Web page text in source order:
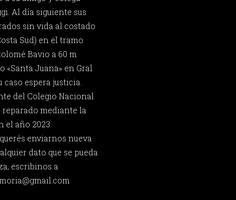
Al día siguiente sus
sin vida al costado
Sud) en el tramo
Bavio a 60 m
Juana» en Gral
espera justicia.
del Colegio Nacional
reparado mediante la
el año 2023.
enviarnos nueva
dato que se pueda
escribinos a